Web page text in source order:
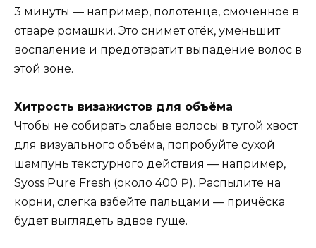
3 минуты — например, полотенце, смоченное в
отваре ромашки. Это снимет отёк, уменьшит
воспаление и предотвратит выпадение волос в
этой зоне.
Хитрость визажистов для объёма
Чтобы не собирать слабые волосы в тугой хвост
для визуального объёма, попробуйте сухой
шампунь текстурного действия — например,
Syoss Pure Fresh (около 400 ₽). Распылите на
корни, слегка взбейте пальцами — причёска
будет выглядеть вдвое гуще.